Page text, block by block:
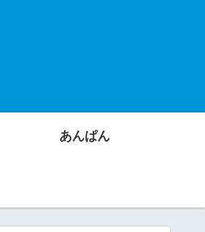
あんぱん